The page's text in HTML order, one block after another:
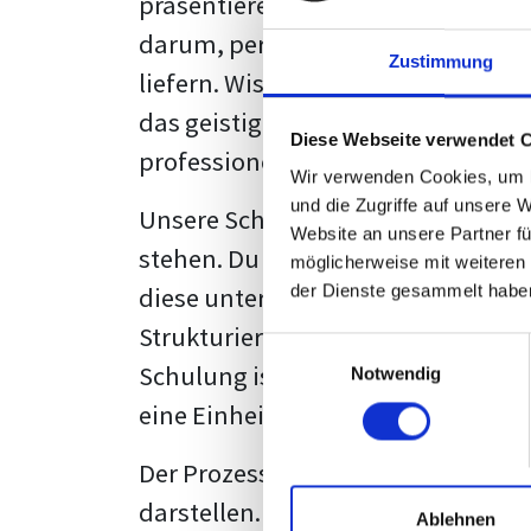
Zustimmung
Diese Webseite verwendet
Wir verwenden Cookies,
und die Zugriffe auf unsere
Website an unsere Partner
möglicherweise mit
der Dienste gesammelt
Notwendig
Ablehnen
darum, persönliche Meinungen
liefern. Wissenschaftliche Texte,
das geistige Eigentum des
professionell zu kommunizieren.
Unsere Schulung wurde mit Blick
stehen. Du wirst nicht nur
diese unter Zuhilfenahme von
Strukturierung ist ebenso
Schulung ist so konzipiert, dass
eine Einheitslösung zu bieten.
Der Prozess des
darstellen. Jedoch, ausgestattet